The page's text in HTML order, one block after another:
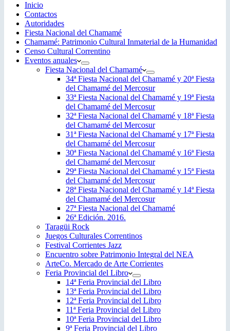
Inicio
Contactos
Autoridades
Fiesta Nacional del Chamamé
Chamamé: Patrimonio Cultural Inmaterial de la Humanidad
Censo Cultural Correntino
Eventos anuales
Fiesta Nacional del Chamamé
34ª Fiesta Nacional del Chamamé y 20ª Fiesta
del Chamamé del Mercosur
33ª Fiesta Nacional del Chamamé y 19ª Fiesta
del Chamamé del Mercosur
32ª Fiesta Nacional del Chamamé y 18ª Fiesta
del Chamamé del Mercosur
31ª Fiesta Nacional del Chamamé y 17ª Fiesta
del Chamamé del Mercosur
30ª Fiesta Nacional del Chamamé y 16ª Fiesta
del Chamamé del Mercosur
29ª Fiesta Nacional del Chamamé y 15ª Fiesta
del Chamamé del Mercosur
28ª Fiesta Nacional del Chamamé y 14ª Fiesta
del Chamamé del Mercosur
27ª Fiesta Nacional del Chamamé
26ª Edición. 2016.
Taragüi Rock
Juegos Culturales Correntinos
Festival Corrientes Jazz
Encuentro sobre Patrimonio Integral del NEA
ArteCo. Mercado de Arte Corrientes
Feria Provincial del Libro
14ª Feria Provincial del Libro
13ª Feria Provincial del Libro
12ª Feria Provincial del Libro
11ª Feria Provincial del Libro
10ª Feria Provincial del Libro
9ª Feria Provincial del Libro